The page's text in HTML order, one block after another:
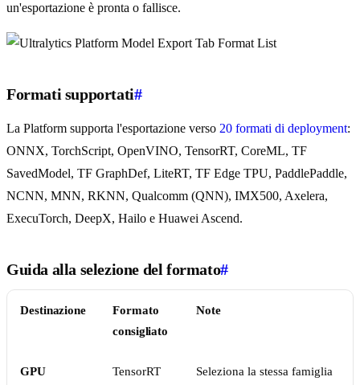
un'esportazione è pronta o fallisce.
Formati supportati#
La Platform supporta l'esportazione verso 20 formati di deployment:
ONNX, TorchScript, OpenVINO, TensorRT, CoreML, TF
SavedModel, TF GraphDef, LiteRT, TF Edge TPU, PaddlePaddle,
NCNN, MNN, RKNN, Qualcomm (QNN), IMX500, Axelera,
ExecuTorch, DeepX, Hailo e Huawei Ascend.
Guida alla selezione del formato#
Destinazione
Formato
consigliato
Note
GPU
TensorRT
Seleziona la stessa famiglia